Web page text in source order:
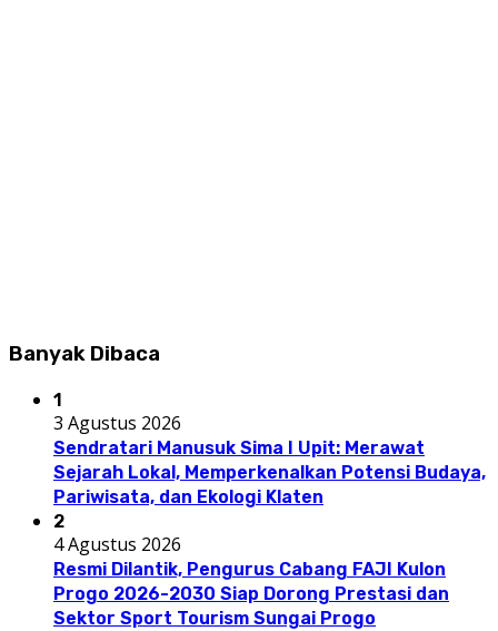
Banyak Dibaca
1
3 Agustus 2026
Sendratari Manusuk Sima I Upit: Merawat
Sejarah Lokal, Memperkenalkan Potensi Budaya,
Pariwisata, dan Ekologi Klaten
2
4 Agustus 2026
Resmi Dilantik, Pengurus Cabang FAJI Kulon
Progo 2026-2030 Siap Dorong Prestasi dan
Sektor Sport Tourism Sungai Progo